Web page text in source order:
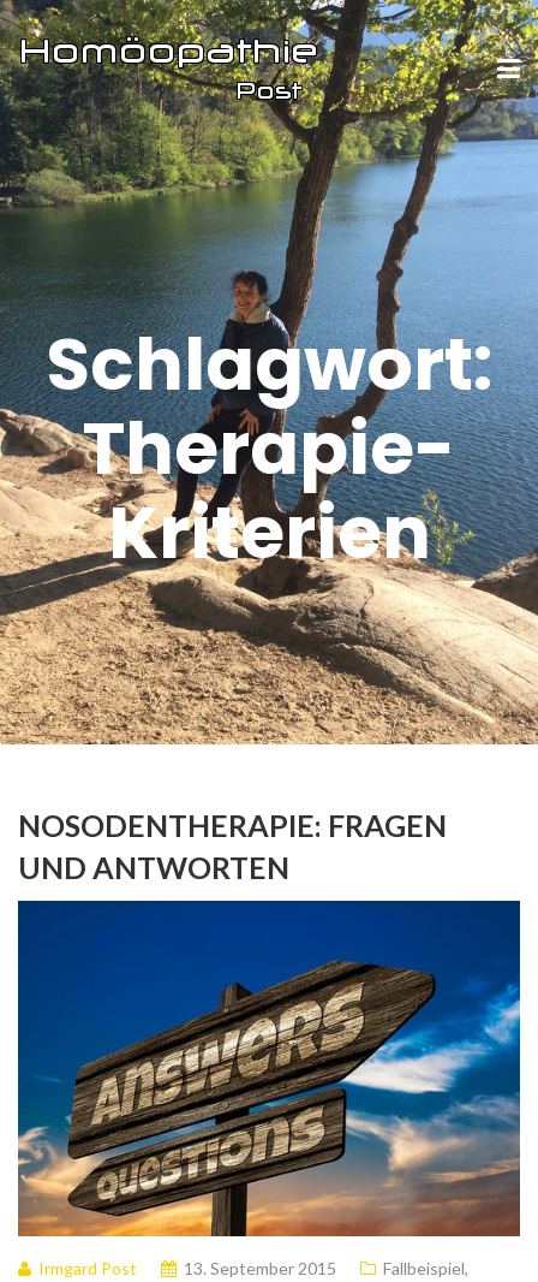
Schlagwort:
Therapie-
Kriterien
NOSODENTHERAPIE: FRAGEN
UND ANTWORTEN
Irmgard Post 13. September 2015 Fallbeispiel,